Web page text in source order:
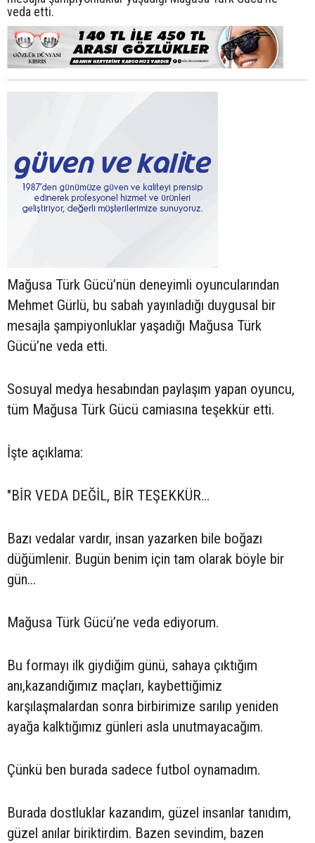
veda etti.
Mağusa Türk Gücü’nün deneyimli oyuncularından
Mehmet Gürlü, bu sabah yayınladığı duygusal bir
mesajla şampiyonluklar yaşadığı Mağusa Türk
Gücü’ne veda etti.
Sosuyal medya hesabından paylaşım yapan oyuncu,
tüm Mağusa Türk Gücü camiasına teşekkür etti.
İşte açıklama:
"BİR VEDA DEĞİL, BİR TEŞEKKÜR…
Bazı vedalar vardır, insan yazarken bile boğazı
düğümlenir. Bugün benim için tam olarak böyle bir
gün…
Mağusa Türk Gücü’ne veda ediyorum.
Bu formayı ilk giydiğim günü, sahaya çıktığım
anı,kazandığımız maçları, kaybettiğimiz
karşılaşmalardan sonra birbirimize sarılıp yeniden
ayağa kalktığımız günleri asla unutmayacağım.
Çünkü ben burada sadece futbol oynamadım.
Burada dostluklar kazandım, güzel insanlar tanıdım,
güzel anılar biriktirdim. Bazen sevindim, bazen